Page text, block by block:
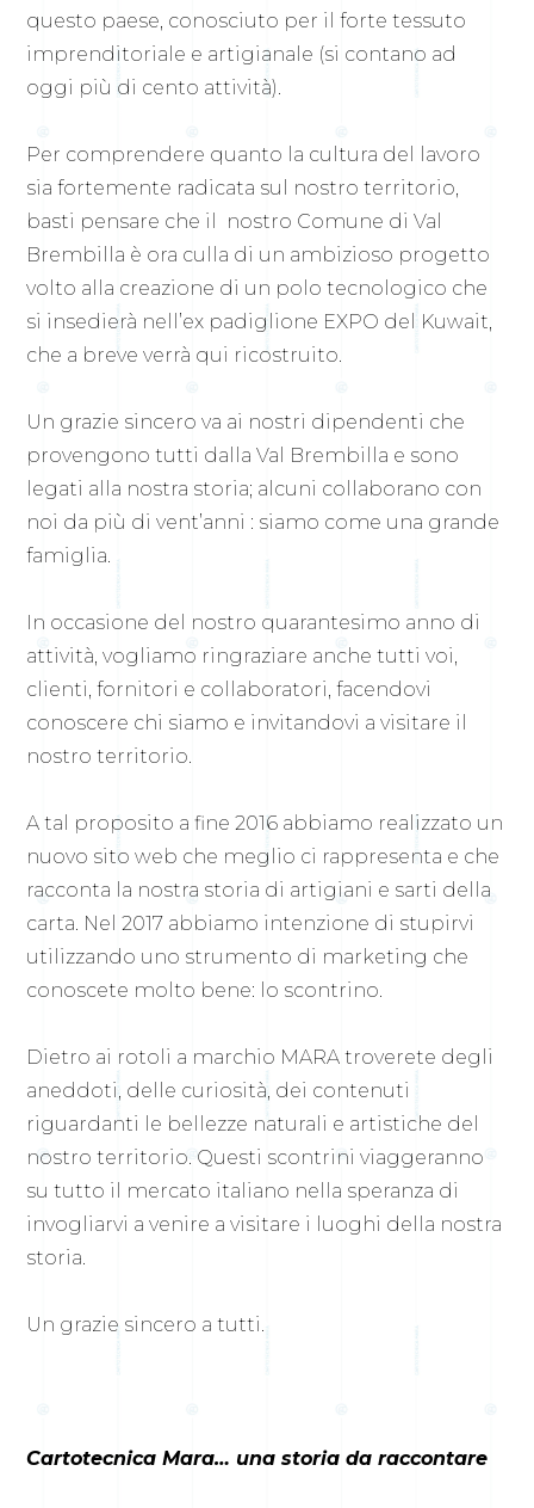
questo paese, conosciuto per il forte tessuto
imprenditoriale e artigianale (si contano ad
oggi più di cento attività).
Per comprendere quanto la cultura del lavoro
sia fortemente radicata sul nostro territorio,
basti pensare che il nostro Comune di Val
Brembilla è ora culla di un ambizioso progetto
volto alla creazione di un polo tecnologico che
si insedierà nell’ex padiglione EXPO del Kuwait,
che a breve verrà qui ricostruito.
Un grazie sincero va ai nostri dipendenti che
provengono tutti dalla Val Brembilla e sono
legati alla nostra storia; alcuni collaborano con
noi da più di vent’anni : siamo come una grande
famiglia.
In occasione del nostro quarantesimo anno di
attività, vogliamo ringraziare anche tutti voi,
clienti, fornitori e collaboratori, facendovi
conoscere chi siamo e invitandovi a visitare il
nostro territorio.
A tal proposito a fine 2016 abbiamo realizzato un
nuovo sito web che meglio ci rappresenta e che
racconta la nostra storia di artigiani e sarti della
carta. Nel 2017 abbiamo intenzione di stupirvi
utilizzando uno strumento di marketing che
conoscete molto bene: lo scontrino.
Dietro ai rotoli a marchio MARA troverete degli
aneddoti, delle curiosità, dei contenuti
riguardanti le bellezze naturali e artistiche del
nostro territorio. Questi scontrini viaggeranno
su tutto il mercato italiano nella speranza di
invogliarvi a venire a visitare i luoghi della nostra
storia.
Un grazie sincero a tutti.
Cartotecnica Mara… una storia da raccontare